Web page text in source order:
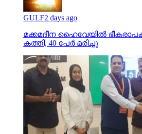
GULF2 days ago
മക്കമദീന ഹൈവേയില്‍
കത്തി, 40 പേര്‍ മരിച്ചു